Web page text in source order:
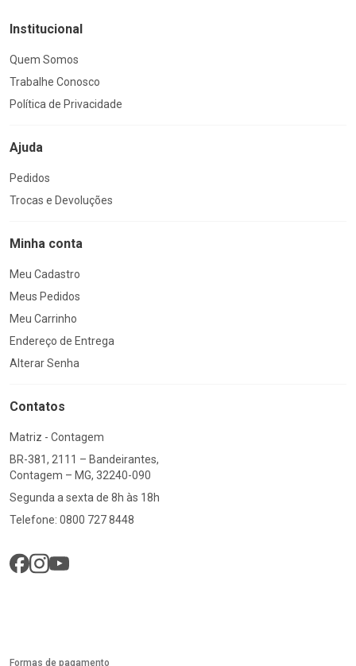
Institucional
Quem Somos
Trabalhe Conosco
Política de Privacidade
Ajuda
Pedidos
Trocas e Devoluções
Minha conta
Meu Cadastro
Meus Pedidos
Meu Carrinho
Endereço de Entrega
Alterar Senha
Contatos
Matriz - Contagem
BR-381, 2111 – Bandeirantes,
Contagem – MG, 32240-090
Segunda a sexta de 8h às 18h
Telefone: 0800 727 8448
Formas de pagamento